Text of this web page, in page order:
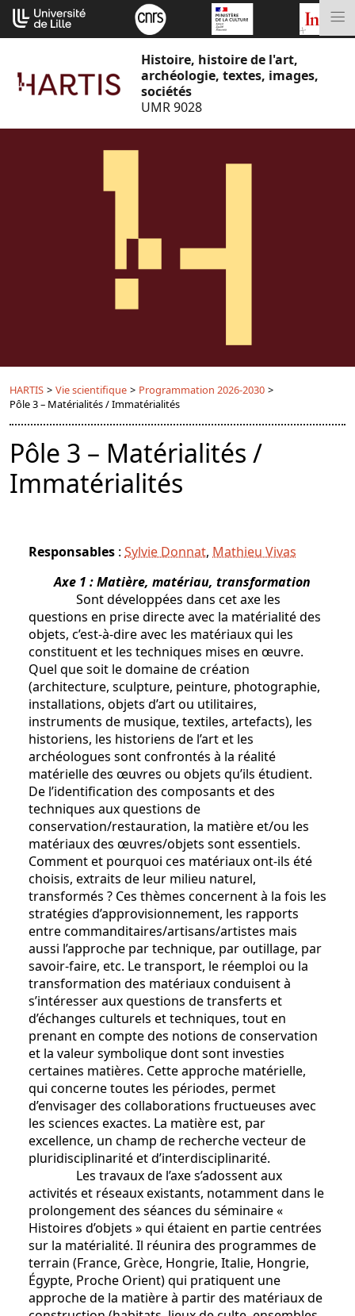
Aller
au
contenu
Histoire, histoire de l'art,
archéologie, textes, images,
sociétés
UMR 9028
HARTIS > Vie scientifique > Programmation 2026-2030 >
Pôle 3 – Matérialités / Immatérialités
Pôle 3 – Matérialités /
Immatérialités
Responsables : Sylvie Donnat, Mathieu Vivas
Axe 1 : Matière, matériau, transformation
Sont développées dans cet axe les
questions en prise directe avec la matérialité des
objets, c’est-à-dire avec les matériaux qui les
constituent et les techniques mises en œuvre.
Quel que soit le domaine de création
(architecture, sculpture, peinture, photographie,
installations, objets d’art ou utilitaires,
instruments de musique, textiles, artefacts), les
historiens, les historiens de l’art et les
archéologues sont confrontés à la réalité
matérielle des œuvres ou objets qu’ils étudient.
De l’identification des composants et des
techniques aux questions de
conservation/restauration, la matière et/ou les
matériaux des œuvres/objets sont essentiels.
Comment et pourquoi ces matériaux ont-ils été
choisis, extraits de leur milieu naturel,
transformés ? Ces thèmes concernent à la fois les
stratégies d’approvisionnement, les rapports
entre commanditaires/artisans/artistes mais
aussi l’approche par technique, par outillage, par
savoir-faire, etc. Le transport, le réemploi ou la
transformation des matériaux conduisent à
s’intéresser aux questions de transferts et
d’échanges culturels et techniques, tout en
prenant en compte des notions de conservation
et la valeur symbolique dont sont investies
certaines matières. Cette approche matérielle,
qui concerne toutes les périodes, permet
d’envisager des collaborations fructueuses avec
les sciences exactes. La matière est, par
excellence, un champ de recherche vecteur de
pluridisciplinarité et d’interdisciplinarité.
Les travaux de l’axe s’adossent aux
activités et réseaux existants, notamment dans le
prolongement des séances du séminaire «
Histoires d’objets » qui étaient en partie centrées
sur la matérialité. Il réunira des programmes de
terrain (France, Grèce, Hongrie, Italie, Hongrie,
Égypte, Proche Orient) qui pratiquent une
approche de la matière à partir des matériaux de
Cookies management panel